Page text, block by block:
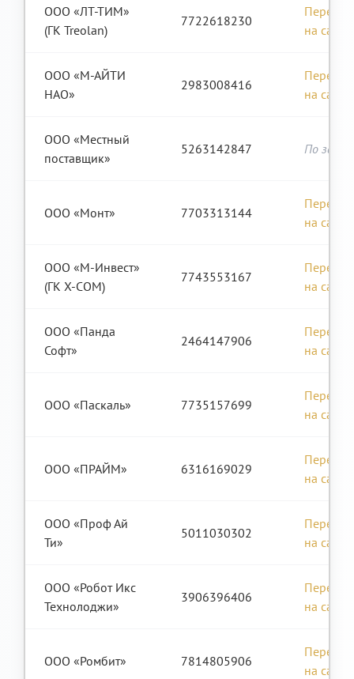
ООО «ЛТ-ТИМ»
(ГК Treolan)
7722618230
Перейти
на сайт
ООО «М-АЙТИ
НАО»
2983008416
Перейти
на сайт
ООО «Местный
поставщик»
5263142847 По
ООО «Монт» 7703313144
Перейти
на сайт
ООО «М-Инвест»
(ГК X-COM)
7743553167
Перейти
на сайт
ООО «Панда
Софт»
2464147906
Перейти
на сайт
ООО «Паскаль» 7735157699
Перейти
на сайт
ООО «ПРАЙМ» 6316169029
Перейти
на сайт
ООО «Проф Ай
Ти»
5011030302
Перейти
на сайт
ООО «Робот Икс
Технолоджи»
3906396406
Перейти
на сайт
ООО «Ромбит» 7814805906
Перейти
на сайт